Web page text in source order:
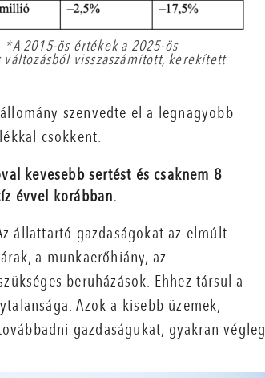
2015-ös értékek a 2025-ös
visszaszámított, kerekített
szenvedte el a legnagyobb
csökkent.
kevesebb sertést és csaknem 8
évvel korábban.
állattartó gazdaságokat az elmúlt
a munkaerőhiány, az
beruházások. Ehhez társul a
Azok a kisebb üzemek,
gazdaságukat, gyakran végleg